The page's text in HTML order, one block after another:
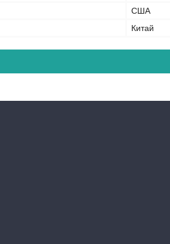
США
Китай